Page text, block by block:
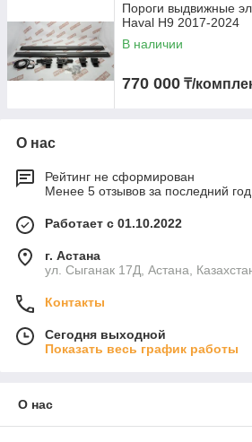
Пороги выдвижные
Haval H9 2017-2024
В наличии
770 000 ₸/
О нас
Рейтинг не сформирован
Менее 5 отзывов за последний год
Работает с 01.10.2022
г. Астана
ул. Сыганак 17Д, Астана,
Контакты
Сегодня выходной
Показать весь график работы
О нас